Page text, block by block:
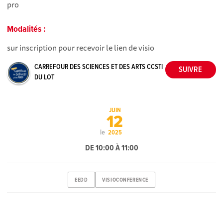
pro
Modalités :
sur inscription pour recevoir le lien de visio
CARREFOUR DES SCIENCES ET DES ARTS CCSTI
DU LOT
le
JUIN
12
2025
DE 10:00 À 11:00
EEDD VISIOCONFERENCE